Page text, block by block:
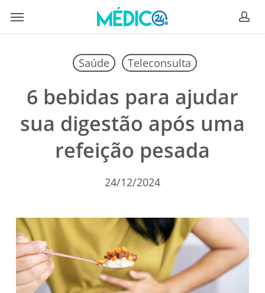
Menu
Saúde Teleconsulta
6 bebidas para ajudar
sua digestão após uma
refeição pesada
24/12/2024